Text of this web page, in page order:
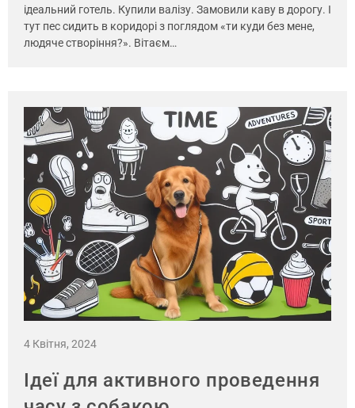
ідеальний готель. Купили валізу. Замовили каву в дорогу. І
тут пес сидить в коридорі з поглядом «ти куди без мене,
людяче створіння?». Вітаєм…
4 Квітня, 2024
Ідеї для активного проведення